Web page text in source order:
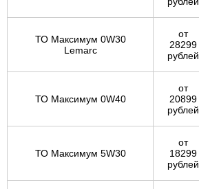
ТО Максимум 0W30
Lemarc
от
28299
рублей
ТО Максимум 0W40
от
20899
рублей
ТО Максимум 5W30
от
18299
рублей